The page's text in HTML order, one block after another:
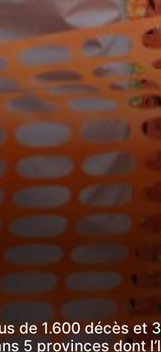
de 1.600 décès et
5 provinces dont